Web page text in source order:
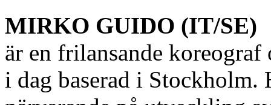
MIRKO GUIDO (IT/SE)
är en frilansande
i dag baserad i